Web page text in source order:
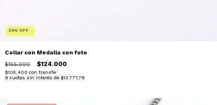
20% OFF
Collar con Medalla con foto
$155.000 $124.000
$105.400 con transfe
9 cuotas sin interés de $13.777,78